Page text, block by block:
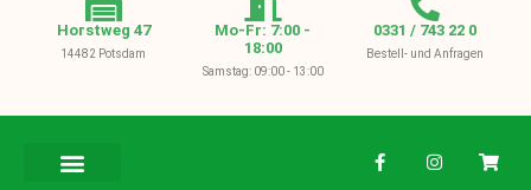
Horstweg 47
14482 Potsdam
Mo-Fr: 7:00 -
18:00
Samstag: 09:00 - 13:00
0331 / 743 22 0
Bestell- und Anfragen